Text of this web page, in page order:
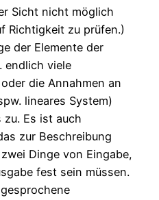
Sicht nicht möglich
Richtigkeit zu prüfen.)
der Elemente der
endlich viele
die Annahmen an
lineares System)
zu. Es ist auch
zur Beschreibung
Dinge von Eingabe,
fest sein müssen.